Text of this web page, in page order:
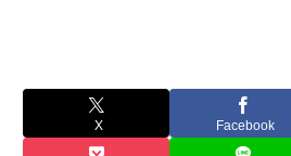
X Facebook